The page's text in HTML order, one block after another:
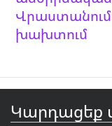
Վրաստանում
խախտում
Կարդացեք